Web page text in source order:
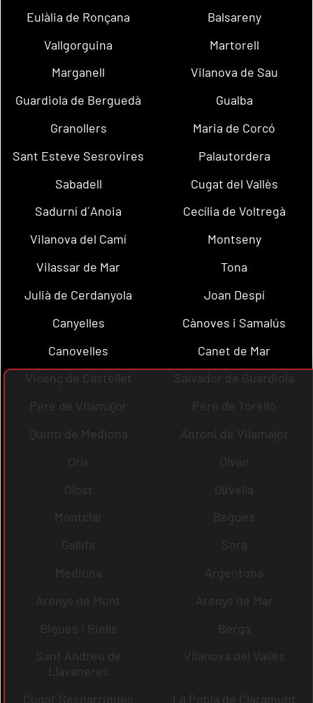
Eulàlia de Ronçana
Balsareny
Vallgorguina
Martorell
Marganell
Vilanova de Sau
Guardiola de Berguedà
Gualba
Granollers
Maria de Corcó
Sant Esteve Sesrovires
Palautordera
Sabadell
Cugat del Vallès
Sadurní d´Anoia
Cecília de Voltregà
Vilanova del Camí
Montseny
Vilassar de Mar
Tona
Julià de Cerdanyola
Joan Despí
Canyelles
Cànoves i Samalús
Canovelles
Canet de Mar
Vicenç de Castellet
Salvador de Guardiola
Pere de Vilamajor
Pere de Torelló
Quintí de Mediona
Antoni de Vilamajor
Orís
Olvan
Olost
Olivella
Montclar
Begues
Gallifa
Sora
Mediona
Argentona
Arenys de Munt
Arenys de Mar
Bigues i Riells
Berga
Sant Andreu de
Llavaneres
Vilanova del Vallès
Cugat Sesgarrigues
La Pobla de Claramunt